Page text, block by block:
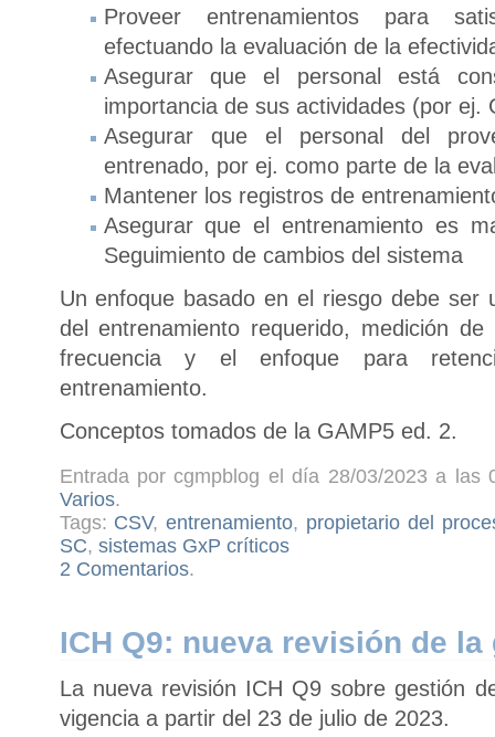
Proveer entrenamientos para
efectuando la evaluación de la
Asegurar que el personal está
importancia de sus actividades (por ej.
Asegurar que el personal del
entrenado, por ej. como parte de la
Mantener los registros de
Asegurar que el entrenamiento es
Seguimiento de cambios del sistema
Un enfoque basado en el riesgo debe ser
del entrenamiento requerido, medición
frecuencia y el enfoque para
entrenamiento.
Conceptos tomados de la GAMP5 ed. 2.
Entrada por cgmpblog el día 28/03/2023 a
Varios.
Tags: CSV,entrenamiento, propietario del
SC, sistemas GxP críticos
2 Comentarios.
ICH Q9: nueva revisión de la
La nueva revisión ICH Q9 sobre gestión
vigencia a partir del 23 de julio de 2023.